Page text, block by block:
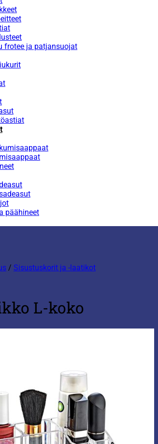
frotee ja patjansuojat
päähineet
/ Sisustuskorit ja -laatikot
L-koko